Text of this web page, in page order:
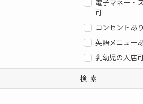
電子マネー・
可
コンセントあり
英語メニュー
乳幼児の入店可
検索